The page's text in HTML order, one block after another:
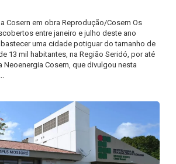
Cosern em obra Reprodução/Cosern Os
entre janeiro e julho deste ano
uma cidade potiguar do tamanho de
13 mil habitantes, na Região Seridó, por até
Neoenergia Cosern, que divulgou nesta